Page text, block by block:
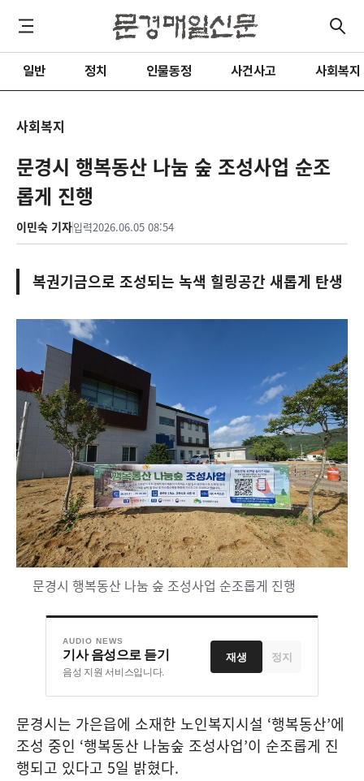
일반 정치 인물동정 사건사고 사회복지
사회복지
문경시 행복동산 나눔 숲 조성사업 순조
롭게 진행
이민숙 기자입력2026.06.05 08:54
복권기금으로 조성되는 녹색 힐링공간 새롭게 탄생
문경시 행복동산 나눔 숲 조성사업 순조롭게 진행
AUDIO NEWS
기사 음성으로 듣기
음성 지원 서비스입니다.
재생 정지
문경시는 가은읍에 소재한 노인복지시설 ‘행복동산’에
조성 중인 ‘행복동산 나눔숲 조성사업’이 순조롭게 진
행되고 있다고 5일 밝혔다.